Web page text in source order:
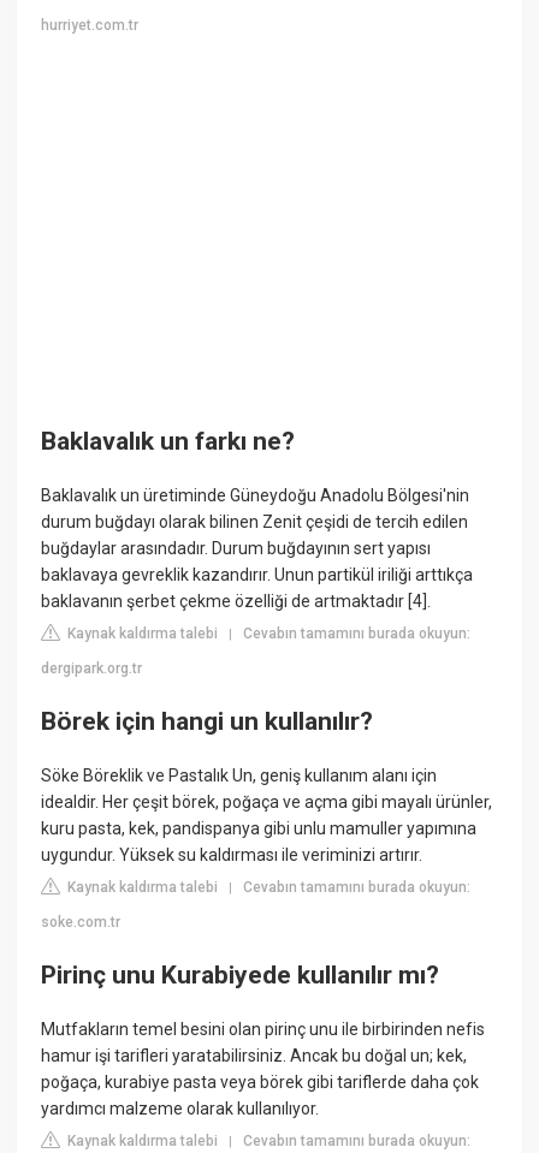
hurriyet.com.tr
Baklavalık un farkı ne?
Baklavalık un üretiminde Güneydoğu Anadolu Bölgesi'nin
durum buğdayı olarak bilinen Zenit çeşidi de tercih edilen
buğdaylar arasındadır. Durum buğdayının sert yapısı
baklavaya gevreklik kazandırır. Unun partikül iriliği arttıkça
baklavanın şerbet çekme özelliği de artmaktadır [4].
Kaynak kaldırma talebi |Cevabın tamamını burada okuyun:
dergipark.org.tr
Börek için hangi un kullanılır?
Söke Böreklik ve Pastalık Un, geniş kullanım alanı için
idealdir. Her çeşit börek, poğaça ve açma gibi mayalı ürünler,
kuru pasta, kek, pandispanya gibi unlu mamuller yapımına
uygundur. Yüksek su kaldırması ile veriminizi artırır.
Kaynak kaldırma talebi |Cevabın tamamını burada okuyun:
soke.com.tr
Pirinç unu Kurabiyede kullanılır mı?
Mutfakların temel besini olan pirinç unu ile birbirinden nefis
hamur işi tarifleri yaratabilirsiniz. Ancak bu doğal un; kek,
poğaça, kurabiye pasta veya börek gibi tariflerde daha çok
yardımcı malzeme olarak kullanılıyor.
Kaynak kaldırma talebi |Cevabın tamamını burada okuyun: